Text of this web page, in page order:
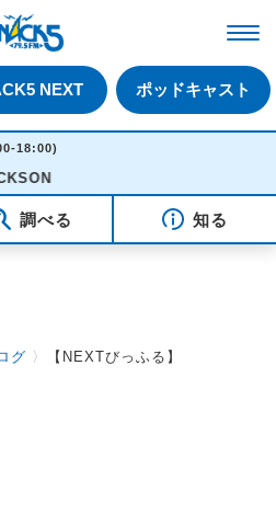
NEXT ポッドキャスト
18:00)
調べる 知る
グ 〉 【NEXTびっふる】